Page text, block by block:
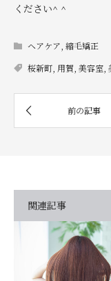
ください^ ^
ヘアケア 縮毛矯正
桜新町 用賀 美容室
関連記事